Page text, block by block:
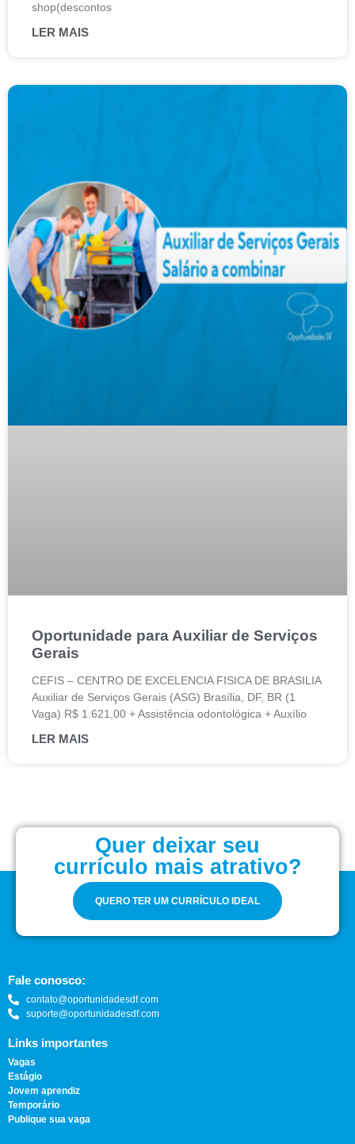
shop(descontos
LER MAIS
Oportunidade para Auxiliar de Serviços
Gerais
CEFIS – CENTRO DE EXCELENCIA FISICA DE BRASILIA
Auxiliar de Serviços Gerais (ASG) Brasília, DF, BR (1
Vaga) R$ 1.621,00 + Assistência odontológica + Auxílio
LER MAIS
Quer deixar seu
currículo mais atrativo?
QUERO TER UM CURRÍCULO IDEAL
Fale conosco:
contato@oportunidadesdf.com
suporte@oportunidadesdf.com
Links importantes
Vagas
Estágio
Jovem aprendiz
Temporário
Publique sua vaga